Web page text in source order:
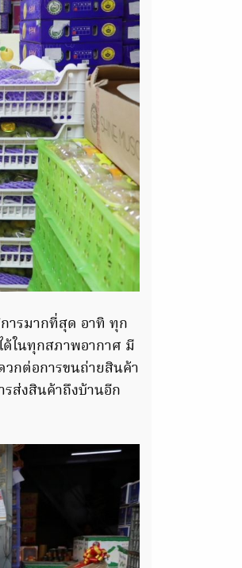
ารมากที่สุด อาทิ ทุก
ด้ในทุกสภาพอากาศ มี
กต่อการขนถ่ายสินค้า
ส่งสินค้าถึงบ้านอีก